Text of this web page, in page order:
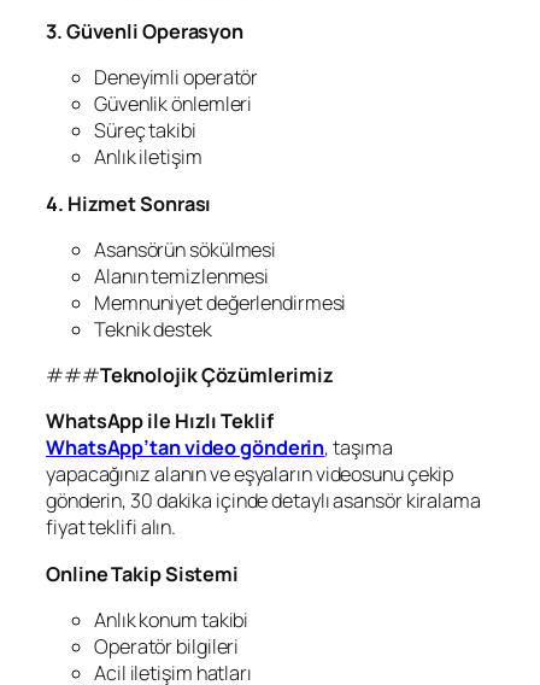
3. Güvenli Operasyon
Deneyimli operatör
Güvenlik önlemleri
Süreç takibi
Anlık iletişim
4. Hizmet Sonrası
Asansörün sökülmesi
Alanın temizlenmesi
Memnuniyet değerlendirmesi
Teknik destek
###Teknolojik Çözümlerimiz
WhatsApp ile Hızlı Teklif
WhatsApp’tan video gönderin, taşıma
yapacağınız alanın ve eşyaların videosunu çekip
gönderin, 30 dakika içinde detaylı asansör kiralama
fiyat teklifi alın.
Online Takip Sistemi
Anlık konum takibi
Operatör bilgileri
Acil iletişim hatları